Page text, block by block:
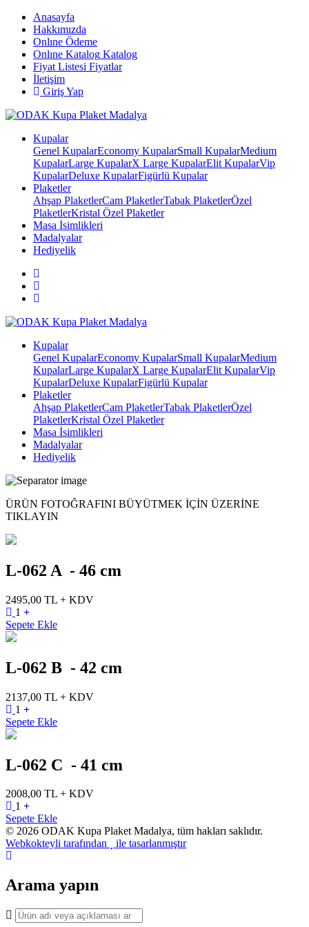
Anasayfa
Hakkımızda
Onlıne Ödeme
Onlıne Katalog Katalog
Fiyat Listesi Fiyatlar
İletişim
Giriş Yap
Kupalar
Genel KupalarEconomy KupalarSmall KupalarMedium
KupalarLarge KupalarX Large KupalarElit KupalarVip
KupalarDeluxe KupalarFigürlü Kupalar
Plaketler
Ahşap PlaketlerCam PlaketlerTabak PlaketlerÖzel
PlaketlerKristal Özel Plaketler
Masa İsimlikleri
Madalyalar
Hediyelik
Kupalar
Genel KupalarEconomy KupalarSmall KupalarMedium
KupalarLarge KupalarX Large KupalarElit KupalarVip
KupalarDeluxe KupalarFigürlü Kupalar
Plaketler
Ahşap PlaketlerCam PlaketlerTabak PlaketlerÖzel
PlaketlerKristal Özel Plaketler
Masa İsimlikleri
Madalyalar
Hediyelik
ÜRÜN FOTOĞRAFINI BÜYÜTMEK IÇIN ÜZERINE
TIKLAYIN
L-062 A - 46 cm
2495,00 TL + KDV
1
Sepete Ekle
L-062 B - 42 cm
2137,00 TL + KDV
1
Sepete Ekle
L-062 C - 41 cm
2008,00 TL + KDV
1
Sepete Ekle
© 2026 ODAK Kupa Plaket Madalya, tüm hakları saklıdır.
Webkokteyli tarafından
ile tasarlanmıştır
Arama yapın